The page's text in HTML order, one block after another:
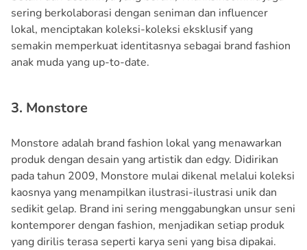
sering berkolaborasi dengan seniman dan influencer
lokal, menciptakan koleksi-koleksi eksklusif yang
semakin memperkuat identitasnya sebagai brand fashion
anak muda yang up-to-date.
3. Monstore
Monstore adalah brand fashion lokal yang menawarkan
produk dengan desain yang artistik dan edgy. Didirikan
pada tahun 2009, Monstore mulai dikenal melalui koleksi
kaosnya yang menampilkan ilustrasi-ilustrasi unik dan
sedikit gelap. Brand ini sering menggabungkan unsur seni
kontemporer dengan fashion, menjadikan setiap produk
yang dirilis terasa seperti karya seni yang bisa dipakai.